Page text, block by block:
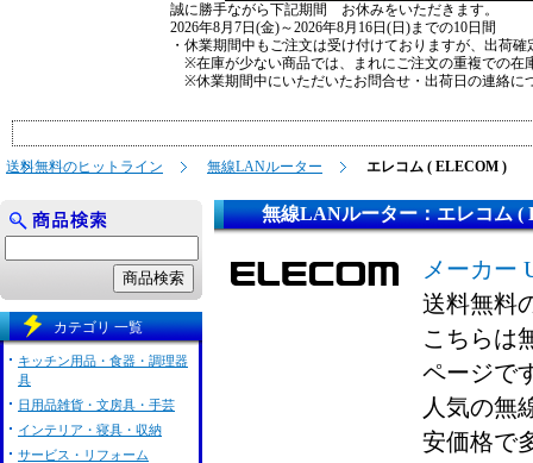
誠に勝手ながら下記期間 お休みをいただきます。
2026年8月7日(金)～2026年8月16日(日)までの10日間
・休業期間中もご注文は受け付けておりますが、出荷
※在庫が少ない商品では、まれにご注文の重複での在
※休業期間中にいただいたお問合せ・出荷日の連絡に
送料無料のヒットライン 無線LANルーター エレコム ( ELECOM )
無線LANルーター：エレコム (
メーカー
送料無料
こちらは
ページで
人気の無
安価格で
カテゴリ 一覧
キッチン用品・食器・調理器
具
日用品雑貨・文房具・手芸
インテリア・寝具・収納
サービス・リフォーム